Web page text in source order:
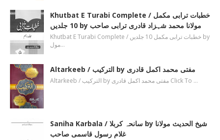
Khutbat E Turabi Complete / خطبات ترابی مکمل
10 جلدیں by مولانا محمد شہزاد قادری ترابی صاحب
Khutbat E Turabi Complete / خطبات ترابی مکمل 10 جلدیں by
مول…
Altarkeeb / الترکیب by مفتی محمد اکمل قادری
Altarkeeb / الترکیب by مفتی محمد اکمل قادری Click To …
Saniha Karbala / سانحہ کربلا by شیخ الحدیث مولانا
غلام رسول قاسمی صاحب